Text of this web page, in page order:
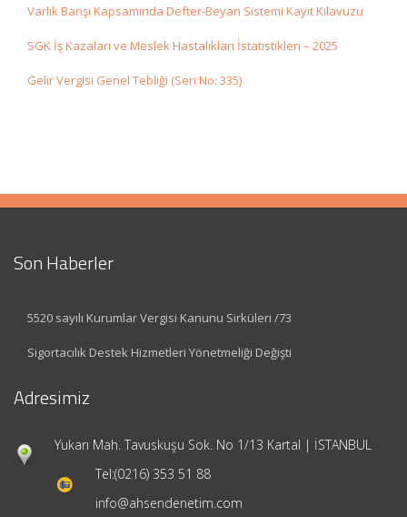
Varlık Barışı Kapsamında Defter-Beyan Sistemi Kayıt Kılavuzu
SGK İş Kazaları ve Meslek Hastalıkları İstatistikleri – 2025
Gelir Vergisi Genel Tebliği (Seri No: 335)
Son Haberler
5520 sayılı Kurumlar Vergisi Kanunu Sirküleri /73
Sigortacılık Destek Hizmetleri Yönetmeliği Değişti
Adresimiz
Yukarı Mah. Tavuskuşu Sok. No 1/13 Kartal | İSTANBUL
Tel:(0216) 353 51 88
info@ahsendenetim.com